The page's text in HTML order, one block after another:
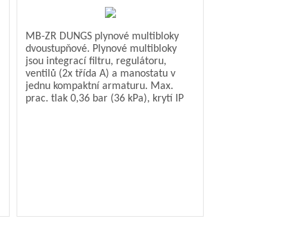
MB-ZR DUNGS plynové multibloky
dvoustupňové. Plynové multibloky
jsou integrací filtru, regulátoru,
ventilů (2x třída A) a manostatu v
jednu kompaktní armaturu. Max.
prac. tlak 0,36 bar (36 kPa), krytí IP